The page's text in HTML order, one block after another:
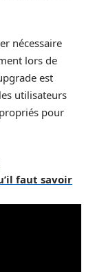
nécessaire
lors de
est
utilisateurs
pour
faut savoir